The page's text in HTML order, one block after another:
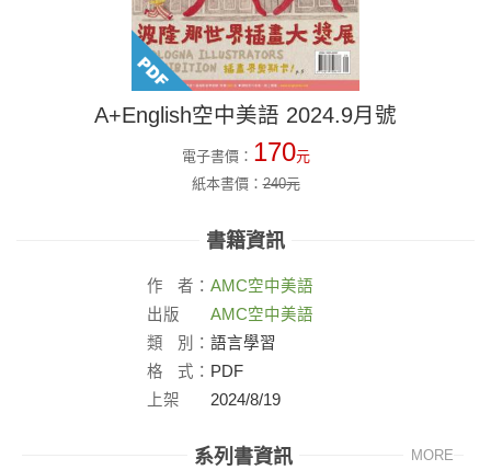
A+English空中美語 2024.9月號
電子書價： 170元
紙本書價：240元
書籍資訊
作 者： AMC空中美語
出版
社：
AMC空中美語
類
別： 語言學習
格
式： PDF
上架
2024/8/19
系列書資訊 MORE